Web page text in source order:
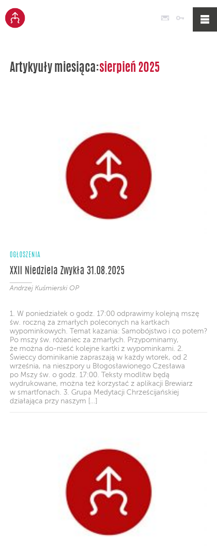
Poczta
Artykyuły miesiąca:sierpień 2025
OGŁOSZENIA
XXII Niedziela Zwykła 31.08.2025
Andrzej Kuśmierski OP
1. W poniedziałek o godz. 17:00 odprawimy kolejną mszę
św. roczną za zmarłych poleconych na kartkach
wypominkowych. Temat kazania: Samobójstwo i co potem?
Po mszy św. różaniec za zmarłych. Przypominamy,
że można do-nieść kolejne kartki z wypominkami. 2.
Świeccy dominikanie zapraszają w każdy wtorek, od 2
września, na nieszpory u Błogosławionego Czesława
po Mszy św. o godz. 17:00. Teksty modlitw będą
wydrukowane, można też korzystać z aplikacji Brewiarz
w smartfonach. 3. Grupa Medytacji Chrześcijańskiej
działająca przy naszym […]